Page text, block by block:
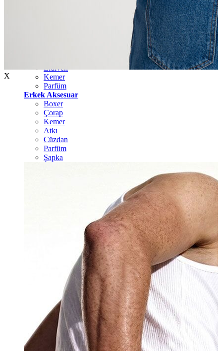
Eldiven
Kemer
Parfüm
Erkek Aksesuar
Boxer
Çorap
Kemer
Atkı
Cüzdan
Parfüm
Şapka
X